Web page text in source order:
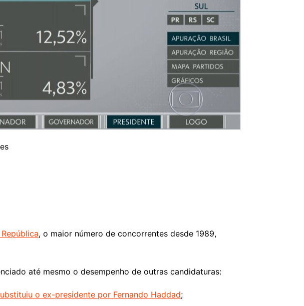
, o maior número de concorrentes desde 1989,
até mesmo o desempenho de outras candidaturas:
o ex-presidente por Fernando Haddad;